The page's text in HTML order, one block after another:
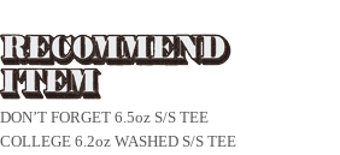
DON’T FORGET 6.5oz S/S TEE
COLLEGE 6.2oz WASHED S/S TEE